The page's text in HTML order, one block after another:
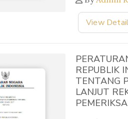
View
REPUBLIK
TENTANG
LANJUT